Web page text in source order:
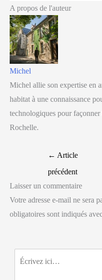
A propos de l'auteur
Michel
Michel allie son expertise en
habitat à une connaissance
technologiques pour
Rochelle.
← Article
précédent
Laisser un commentaire
Votre adresse e-mail ne sera
obligatoires sont indiqués
Écrivez